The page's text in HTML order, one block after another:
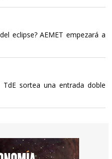
eclipse? AEMET empezará a
TdE sortea una entrada doble